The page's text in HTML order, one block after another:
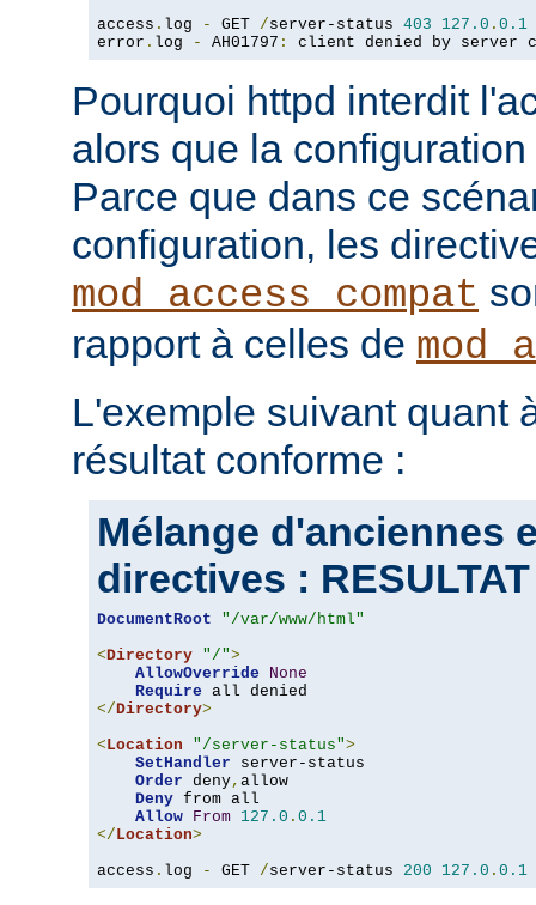
access . log - GET /server-status 403 127.0 . 0.1
error . log - AH01797 : client denied by server
Pourquoi httpd interdit
alors que la
Parce que dans ce
configuration, les
mod_access_compat
rapport à celles de
L'exemple suivant quant
résultat conforme :
Mélange d'anciennes
directives :
DocumentRoot
"/var/www/html"
<Directory "/">
AllowOverride
None
Require
</Directory>
<Location "/server-status">
SetHandler server-status
Order deny, allow
Deny from all
Allow From 127.0 . 0.1
</Location>
access . log - GET /server-status 200 127.0 . 0.1